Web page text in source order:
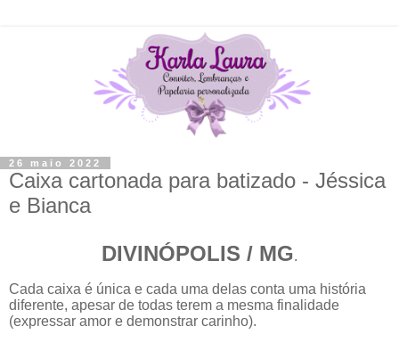
26 maio 2022
Caixa cartonada para batizado - Jéssica
e Bianca
DIVINÓPOLIS / MG.
Cada caixa é única e cada uma delas conta uma história
diferente, apesar de todas terem a mesma finalidade
(expressar amor e demonstrar carinho).